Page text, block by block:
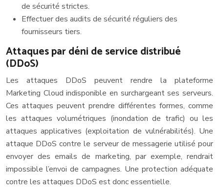
de sécurité strictes.
Effectuer des audits de sécurité réguliers des
fournisseurs tiers.
Attaques par déni de service distribué
(DDoS)
Les attaques DDoS peuvent rendre la plateforme
Marketing Cloud indisponible en surchargeant ses serveurs.
Ces attaques peuvent prendre différentes formes, comme
les attaques volumétriques (inondation de trafic) ou les
attaques applicatives (exploitation de vulnérabilités). Une
attaque DDoS contre le serveur de messagerie utilisé pour
envoyer des emails de marketing, par exemple, rendrait
impossible l’envoi de campagnes. Une protection adéquate
contre les attaques DDoS est donc essentielle.